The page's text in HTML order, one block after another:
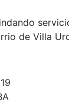
de Villa